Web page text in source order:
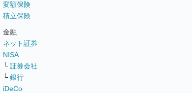
変額保険
積立保険
金融
ネット証券
NISA
└ 証券会社
└ 銀行
iDeCo